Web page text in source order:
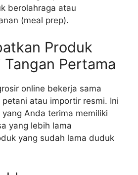
berolahraga atau
(meal prep).
Produk
Pertama
online bekerja sama
atau importir resmi. Ini
Anda terima memiliki
yang lebih lama
yang sudah lama duduk